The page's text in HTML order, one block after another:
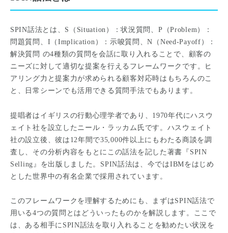
SPIN話法とは、S（Situation）：状況質問、P（Problem）：
問題質問、I（Implication）：示唆質問、N（Need-Payoff）：
解決質問 の4種類の質問を会話に取り入れることで、顧客の
ニーズに対して適切な提案を行えるフレームワークです。ヒ
アリング力と提案力が求められる顧客対応時はもちろんのこ
と、日常シーンでも活用できる質問手法でもあります。
提唱者はイギリスの行動心理学者であり、1970年代にハスウ
ェイト社を設立したニール・ラッカム氏です。ハスウェイト
社の設立後、彼は12年間で35,000件以上にもわたる商談を調
査し、その分析内容をもとにこの話法を記した著書『SPIN
Selling』を出版しました。SPIN話法は、今ではIBMをはじめ
とした世界中の有名企業で採用されています。
このフレームワークを理解するためにも、まずはSPIN話法で
用いる4つの質問とはどういったものかを解説します。ここで
は、ある相手にSPIN話法を取り入れることを勧めたい状況を